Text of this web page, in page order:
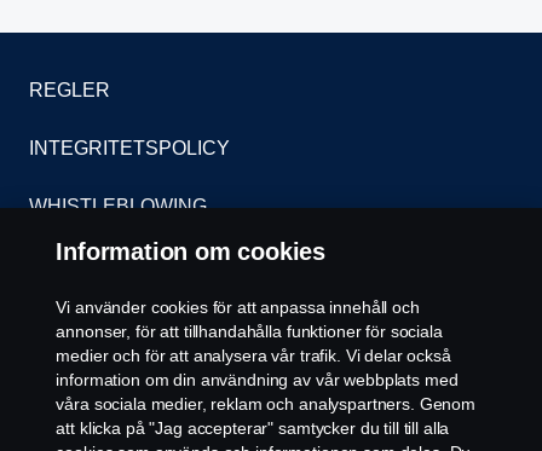
REGLER
INTEGRITETSPOLICY
WHISTLEBLOWING
KONTAKT
ÅTERFÖRSÄLJARE
COOKIE POLICY
COOKIE-INSTÄLLNINGAR
Information om cookies
Vi använder cookies för att anpassa innehåll och
annonser, för att tillhandahålla funktioner för sociala
medier och för att analysera vår trafik. Vi delar också
information om din användning av vår webbplats med
våra sociala medier, reklam och analyspartners. Genom
att klicka på "Jag accepterar" samtycker du till till alla